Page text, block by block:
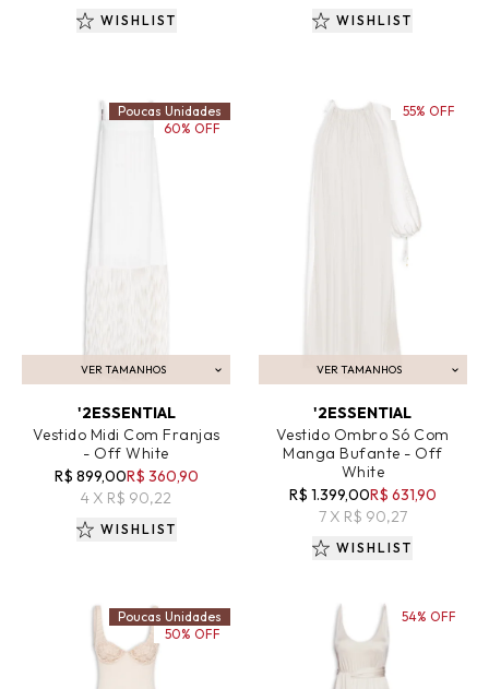
WISHLIST WISHLIST
VER TAMANHOS
ADICIONAR AO CARRINHO
'2ESSENTIAL
Vestido Midi Com Franjas
- Off White
R$ 899,00R$ 360,90
4 X R$ 90,22
Poucas Unidades
60% OFF
WISHLIST
VER TAMANHOS
ADICIONAR AO CARRINHO
'2ESSENTIAL
Vestido Ombro Só Com
Manga Bufante - Off
White
R$ 1.399,00R$ 631,90
7 X R$ 90,27
55% OFF
WISHLIST
Poucas Unidades
50% OFF
54% OFF